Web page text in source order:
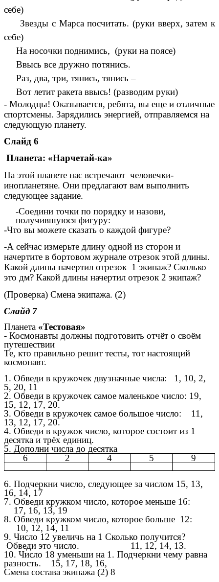
себе)
Звезды с Марса посчитать. (руки вверх, затем к
себе)
На носочки поднимись, (руки на поясе)
Ввысь все дружно потянись.
Раз, два, три, тянись, тянись –
Вот летит ракета ввысь! (разводим руки)
- Молодцы! Оказывается, ребята, вы еще и отличные
спортсмены. Зарядились энергией, отправляемся на
следующую планету.
Слайд 6
Планета: «Нарчетай-ка»
На этой планете нас встречают человечки-
инопланетяне. Они предлагают вам выполнить
следующее задание.
-Соедини точки по порядку и назови,
получившуюся фигуру:
-Что вы можете сказать о каждой фигуре?
-А сейчас измерьте длину одной из сторон и
начертите в бортовом журнале отрезок этой длины.
Какой длины начертил отрезок 1 экипаж? Сколько
это дм? Какой длины начертил отрезок 2 экипаж?
(Проверка) Смена экипажа. (2)
Слайд 7
Планета «Тестовая»
- Космонавты должны подготовить отчёт о своём
путешествии
Те, кто правильно решит тесты, тот настоящий
космонавт.
1. Обведи в кружочек двузначные числа: 1, 10, 2,
5, 20, 11
2. Обведи в кружочек самое маленькое число: 19,
15, 12, 17, 20.
3. Обведи в кружочек самое большое число: 11,
13, 12, 17, 20.
4. Обведи в кружок число, которое состоит из 1
десятка и трёх единиц.
5. Дополни числа до десятка
6
2 4 5 9
6. Подчеркни число, следующее за числом 15, 13,
16, 14, 17
7. Обведи кружком число, которое меньше 16:
17, 16, 13, 19
8. Обведи кружком число, которое больше 12:
10, 12, 14, 11
9. Число 12 увеличь на 1 Сколько получится?
Обведи это число. 11, 12, 14, 13.
10. Число 18 уменьши на 1. Подчеркни чему равна
разность. 15, 17, 18, 16,
Смена состава экипажа (2) 8